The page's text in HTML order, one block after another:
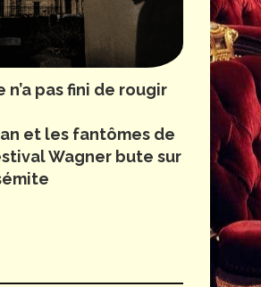
pas fini de rougir
et les fantômes de
Wagner bute sur